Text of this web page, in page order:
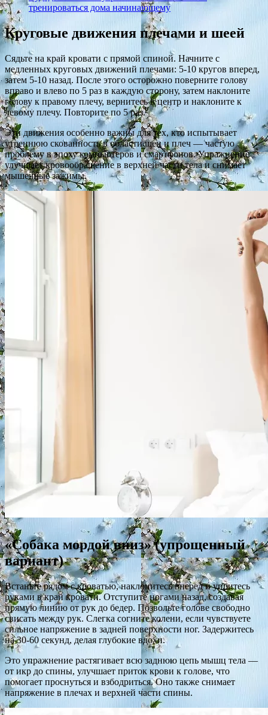
тренироваться дома начинающему
Круговые движения плечами и шеей
Сядьте на край кровати с прямой спиной. Начните с
медленных круговых движений плечами: 5-10 кругов вперед,
затем 5-10 назад. После этого осторожно поверните голову
вправо и влево по 5 раз в каждую сторону, затем наклоните
голову к правому плечу, вернитесь в центр и наклоните к
левому плечу. Повторите по 5 раз.
Эти движения особенно важны для тех, кто испытывает
утреннюю скованность в области шеи и плеч — частую
проблему в эпоху компьютеров и смартфонов. Упражнение
улучшает кровообращение в верхней части тела и снимает
мышечные зажимы.
«Собака мордой вниз» (упрощенный
вариант)
Встаньте рядом с кроватью, наклонитесь вперед и упритесь
руками в край кровати. Отступите ногами назад, создавая
прямую линию от рук до бедер. Позвольте голове свободно
свисать между рук. Слегка согните колени, если чувствуете
сильное напряжение в задней поверхности ног. Задержитесь
на 30-60 секунд, делая глубокие вдохи.
Это упражнение растягивает всю заднюю цепь мышц тела —
от икр до спины, улучшает приток крови к голове, что
помогает проснуться и взбодриться. Оно также снимает
напряжение в плечах и верхней части спины.